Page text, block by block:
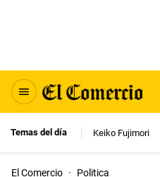
Temas del día Keiko Fujimori
El Comercio · Politica